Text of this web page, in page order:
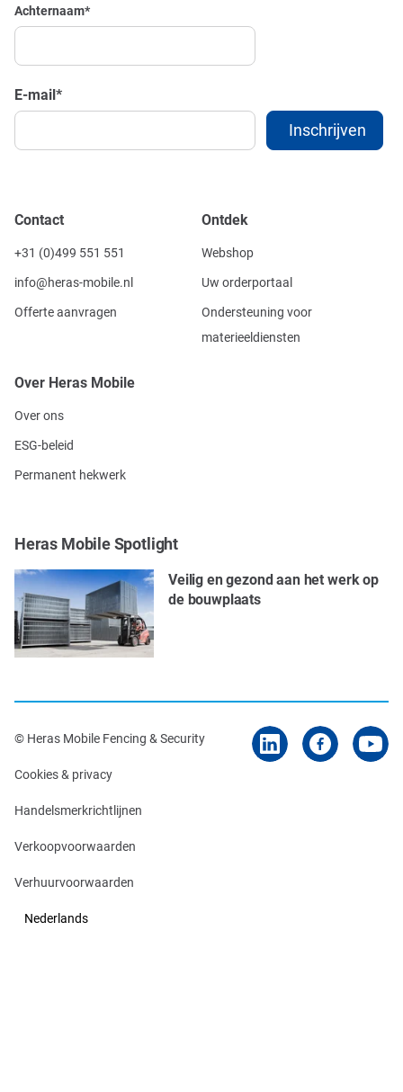
Achternaam*
E-mail*
Contact
+31 (0)499 551 551
info@heras-mobile.nl
Offerte aanvragen
Ontdek
Webshop
Uw orderportaal
Ondersteuning voor
materieeldiensten
Over Heras Mobile
Over ons
ESG-beleid
Permanent hekwerk
Heras Mobile Spotlight
Veilig en gezond aan het werk op
de bouwplaats
© Heras Mobile Fencing & Security
Cookies & privacy
Handelsmerkrichtlijnen
Verkoopvoorwaarden
Verhuurvoorwaarden
Nederlands